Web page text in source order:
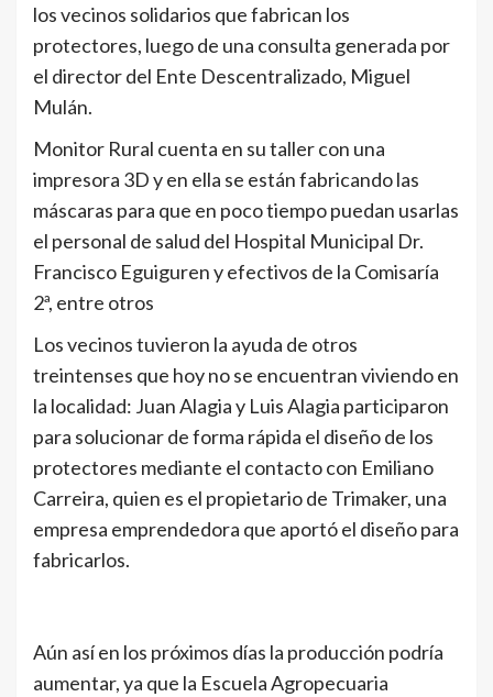
los vecinos solidarios que fabrican los
protectores, luego de una consulta generada por
el director del Ente Descentralizado, Miguel
Mulán.
Monitor Rural cuenta en su taller con una
impresora 3D y en ella se están fabricando las
máscaras para que en poco tiempo puedan usarlas
el personal de salud del Hospital Municipal Dr.
Francisco Eguiguren y efectivos de la Comisaría
2ª, entre otros
Los vecinos tuvieron la ayuda de otros
treintenses que hoy no se encuentran viviendo en
la localidad: Juan Alagia y Luis Alagia participaron
para solucionar de forma rápida el diseño de los
protectores mediante el contacto con Emiliano
Carreira, quien es el propietario de Trimaker, una
empresa emprendedora que aportó el diseño para
fabricarlos.
Aún así en los próximos días la producción podría
aumentar, ya que la Escuela Agropecuaria